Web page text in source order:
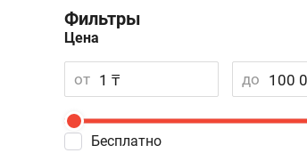
Фильтры
Цена
от до
Бесплатно